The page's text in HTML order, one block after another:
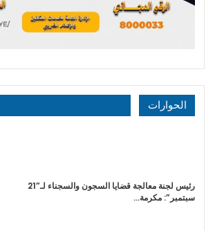
الحوارات
رئيس لجنة معالجة قضايا السجون والسجناء لـ”21
سبتمبر”: مكرمة…